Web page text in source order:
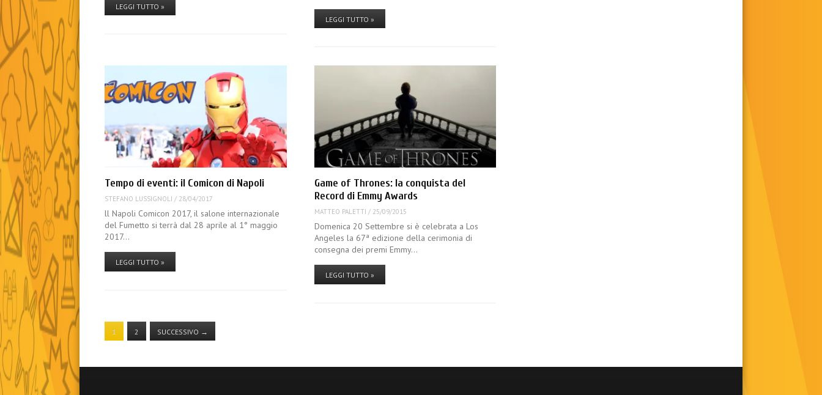
LEGGI TUTTO »
LEGGI TUTTO »
Tempo di eventi: il Comicon di Napoli
STEFANO LUSSIGNOLI / 28/04/2017
ll Napoli Comicon 2017, il salone internazionale
del Fumetto si terrà dal 28 aprile al 1° maggio
2017…
LEGGI TUTTO »
Game of Thrones: la conquista del
Record di Emmy Awards
MATTEO PALETTI / 25/09/2015
Domenica 20 Settembre si è celebrata a Los
Angeles la 67ª edizione della cerimonia di
consegna dei premi Emmy…
LEGGI TUTTO »
1 2 SUCCESSIVO →